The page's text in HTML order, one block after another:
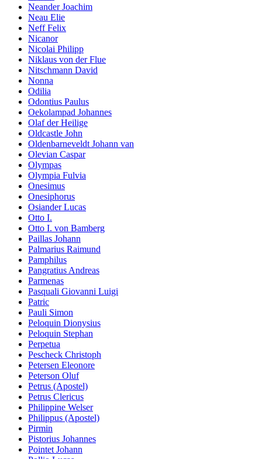
Neander Joachim
Neau Elie
Neff Felix
Nicanor
Nicolai Philipp
Niklaus von der Flue
Nitschmann David
Nonna
Odilia
Odontius Paulus
Oekolampad Johannes
Olaf der Heilige
Oldcastle John
Oldenbarneveldt Johann van
Olevian Caspar
Olympas
Olympia Fulvia
Onesimus
Onesiphorus
Osiander Lucas
Otto I.
Otto I. von Bamberg
Paillas Johann
Palmarius Raimund
Pamphilus
Pangratius Andreas
Parmenas
Pasquali Giovanni Luigi
Patric
Pauli Simon
Peloquin Dionysius
Peloquin Stephan
Perpetua
Pescheck Christoph
Petersen Eleonore
Peterson Oluf
Petrus (Apostel)
Petrus Clericus
Philippine Welser
Philippus (Apostel)
Pirmin
Pistorius Johannes
Pointet Johann